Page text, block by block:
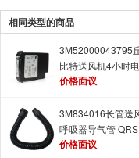
相同类型的商品
3M52000043795
比特送风机4小时电
池 3M丘比特送风机
价格面议
3M834016长管送
呼吸器导气管 QRS
接头
价格面议